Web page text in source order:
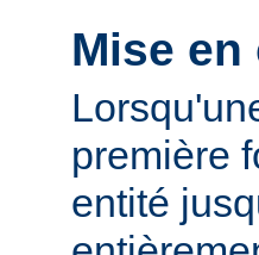
Mise
première
entité